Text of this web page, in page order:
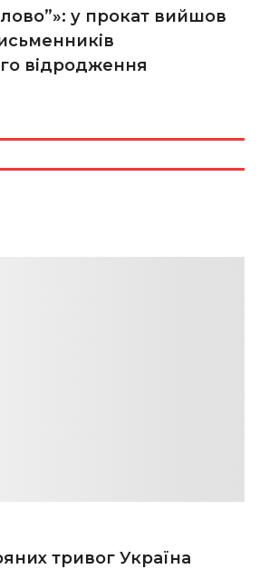
у прокат вийшов
відродження
тривог Україна